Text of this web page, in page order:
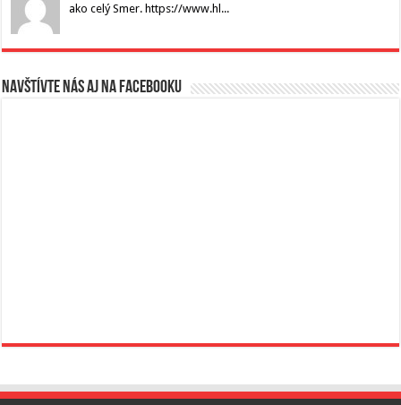
ako celý Smer. https://www.hl...
Navštívte nás aj na Facebooku